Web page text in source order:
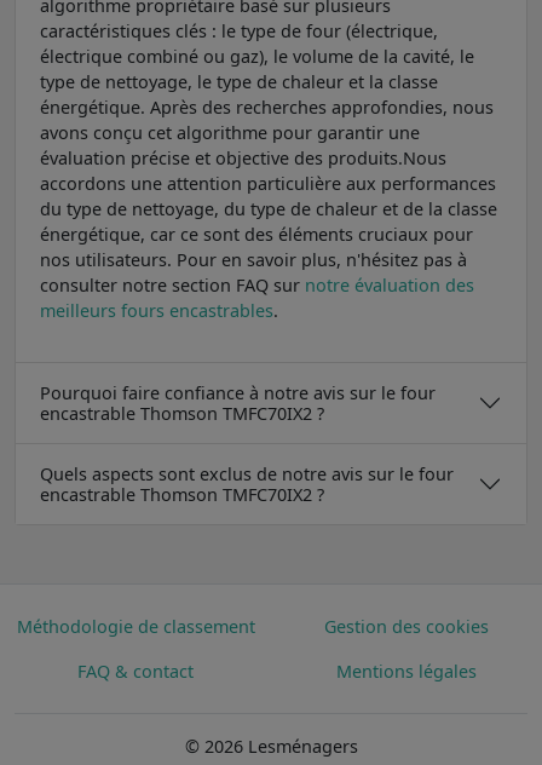
algorithme propriétaire basé sur plusieurs
caractéristiques clés : le type de four (électrique,
électrique combiné ou gaz), le volume de la cavité, le
type de nettoyage, le type de chaleur et la classe
énergétique. Après des recherches approfondies, nous
avons conçu cet algorithme pour garantir une
évaluation précise et objective des produits.Nous
accordons une attention particulière aux performances
du type de nettoyage, du type de chaleur et de la classe
énergétique, car ce sont des éléments cruciaux pour
nos utilisateurs. Pour en savoir plus, n'hésitez pas à
consulter notre section FAQ sur notre évaluation des
meilleurs fours encastrables.
Pourquoi faire confiance à notre avis sur le four
encastrable Thomson TMFC70IX2 ?
Quels aspects sont exclus de notre avis sur le four
encastrable Thomson TMFC70IX2 ?
Méthodologie de classement
Gestion des cookies
FAQ & contact
Mentions légales
© 2026 Lesménagers